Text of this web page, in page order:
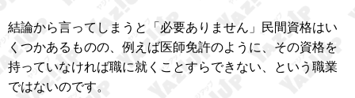
結論から言ってしまうと「必要ありません」民間資格はい
くつかあるものの、例えば医師免許のように、その資格を
持っていなければ職に就くことすらできない、という職業
ではないのです。